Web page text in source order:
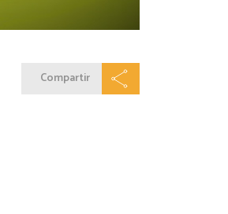
Compartir